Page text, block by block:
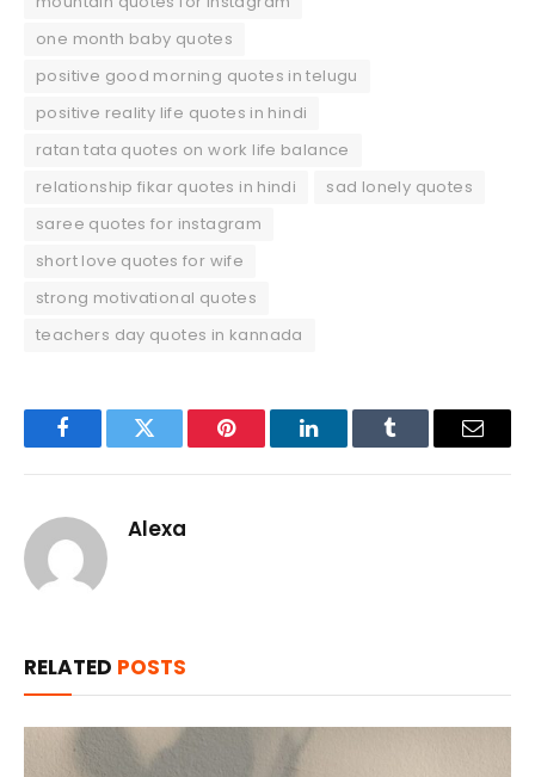
one month baby quotes
positive good morning quotes in telugu
positive reality life quotes in hindi
ratan tata quotes on work life balance
relationship fikar quotes in hindi
sad lonely quotes
saree quotes for instagram
short love quotes for wife
strong motivational quotes
teachers day quotes in kannada
FacebookTwitter Pinterest LinkedInTumblr Email
Alexa
RELATED POSTS